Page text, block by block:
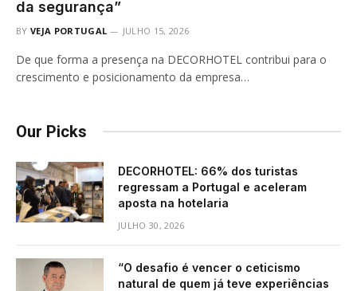
da segurança”
BY VEJA PORTUGAL JULHO 15, 2026
De que forma a presença na DECORHOTEL contribui para o
crescimento e posicionamento da empresa…
Our Picks
DECORHOTEL: 66% dos turistas
regressam a Portugal e aceleram
aposta na hotelaria
JULHO 30, 2026
“O desafio é vencer o ceticismo
natural de quem já teve experiências